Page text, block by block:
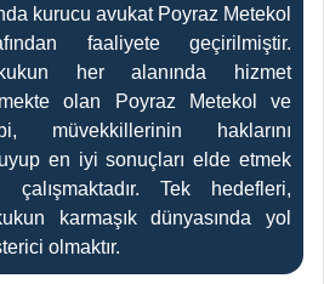
kurucu avukat Poyraz Metekol
faaliyete geçirilmiştir.
her alanında hizmet
olan Poyraz Metekol ve
müvekkillerinin haklarını
en iyi sonuçları elde etmek
çalışmaktadır. Tek hedefleri,
karmaşık dünyasında yol
olmaktır.